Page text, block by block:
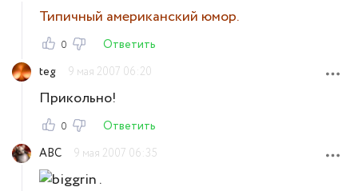
Типичный американский юмор.
0
Ответить
teg
9 мая 2007 06:20
Прикольно!
0
Ответить
ABC
9 мая 2007 06:35
.